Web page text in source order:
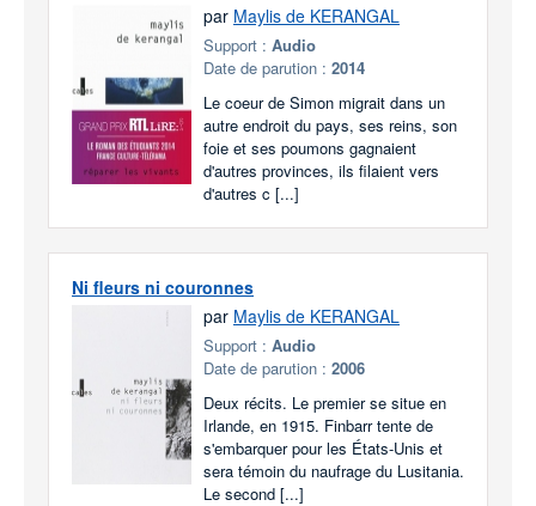
par Maylis de KERANGAL
Support : Audio
Date de parution : 2014
Le coeur de Simon migrait dans un
autre endroit du pays, ses reins, son
foie et ses poumons gagnaient
d'autres provinces, ils filaient vers
d'autres c [...]
Ni fleurs ni couronnes
par Maylis de KERANGAL
Support : Audio
Date de parution : 2006
Deux récits. Le premier se situe en
Irlande, en 1915. Finbarr tente de
s'embarquer pour les États-Unis et
sera témoin du naufrage du Lusitania.
Le second [...]